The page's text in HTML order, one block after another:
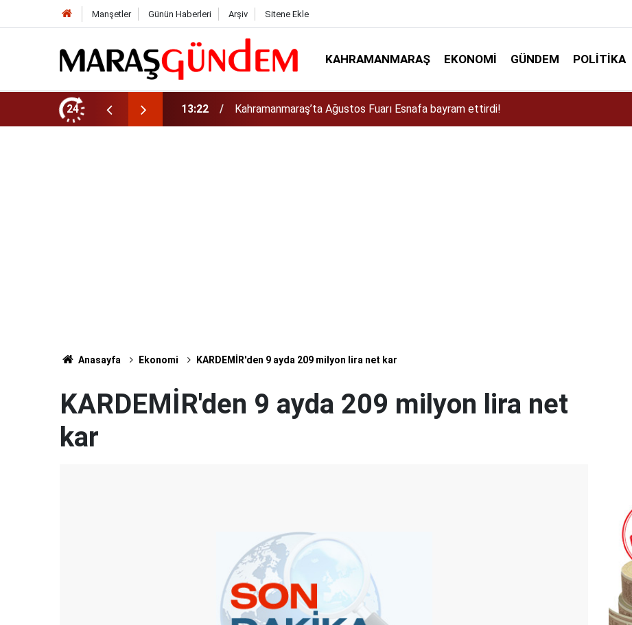
Manşetler Günün Haberleri Arşiv Sitene Ekle
KAHRAMANMARAŞ EKONOMI GÜNDEM POLITIKA
24
13:22 Kahramanmaraş’ta Ağustos Fuarı Esnafa bayram ettirdi!
13:17 Kahramanmaraş’ta Dulkadiroğlu Kırsalına 45 Milyonluk Yol Yatırımı!
Anasayfa Ekonomi KARDEMİR'den 9 ayda 209 milyon lira net kar
KARDEMİR'den 9 ayda 209 milyon lira net
kar